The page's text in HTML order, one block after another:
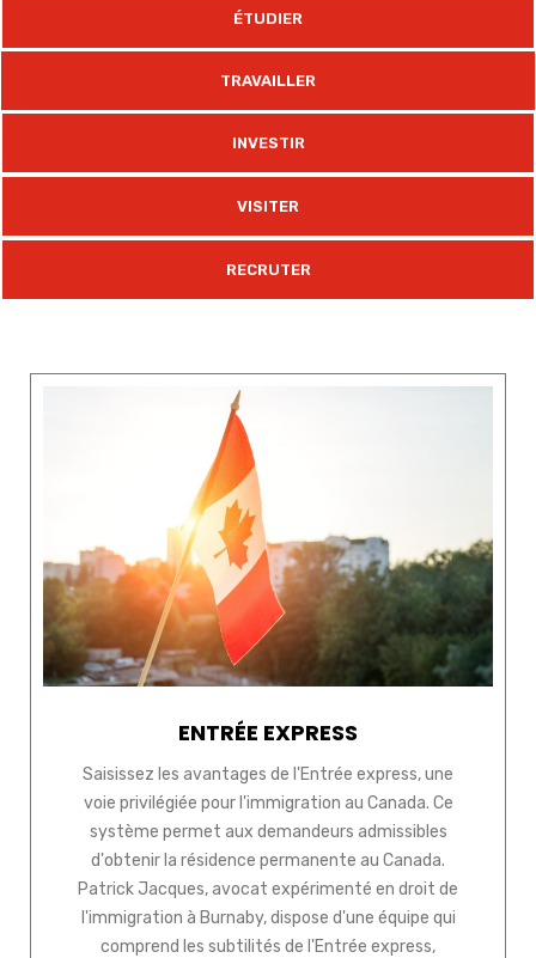
ÉTUDIER
TRAVAILLER
INVESTIR
VISITER
RECRUTER
ENTRÉE EXPRESS
Saisissez les avantages de l'Entrée express, une
voie privilégiée pour l'immigration au Canada. Ce
système permet aux demandeurs admissibles
d'obtenir la résidence permanente au Canada.
Patrick Jacques, avocat expérimenté en droit de
l'immigration à Burnaby, dispose d'une équipe qui
comprend les subtilités de l'Entrée express,